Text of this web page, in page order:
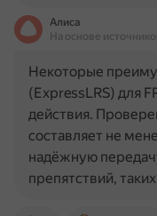
Алиса
На основе
Некоторые
(ExpressLRS) для
действия.
составляет не
надёжную
препятствий,